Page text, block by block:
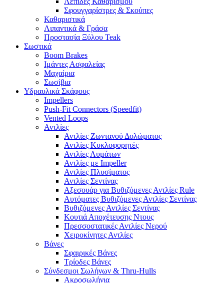
Σφουγγαρίστρες & Σκούπες
Καθαριστικά
Λιπαντικά & Γράσα
Προστασία Ξύλου Teak
Σωστικά
Boom Brakes
Ιμάντες Ασφαλείας
Μαχαίρια
Σωσίβια
Υδραυλικά Σκάφους
Impellers
Push-Fit Connectors (Speedfit)
Vented Loops
Αντλίες
Αντλίες Ζωντανού Δολώματος
Αντλίες Κυκλοφορητές
Αντλίες Λυμάτων
Αντλίες με Impeller
Αντλίες Πλυσίματος
Αντλίες Σεντίνας
Αξεσουάρ για Βυθιζόμενες Αντλίες Rule
Αυτόματες Βυθιζόμενες Αντλίες Σεντίνας
Βυθιζόμενες Αντλίες Σεντίνας
Κουτιά Αποχέτευσης Ντους
Πρεσσοστατικές Αντλίες Νερού
Χειροκίνητες Αντλίες
Βάνες
Σφαιρικές Βάνες
Τρίοδες Βάνες
Σύνδεσμοι Σωλήνων & Thru-Hulls
Ακροσωλήνια